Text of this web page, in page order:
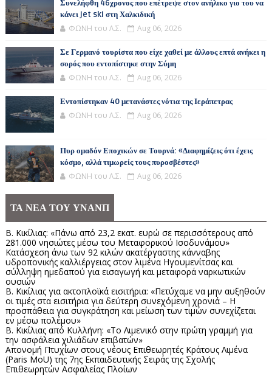
Συνελήφθη 46χρονος που επέτρεψε στον ανήλικο γιο του να
κάνει jet ski στη Χαλκιδική
ΦΩΝΗ του Λ.Σ. Aug 06, 2026
Σε Γερμανό τουρίστα που είχε χαθεί με άλλους επτά ανήκει η
σορός που εντοπίστηκε στην Σύμη
ΦΩΝΗ του Λ.Σ. Aug 06, 2026
Εντοπίστηκαν 40 μετανάστες νότια της Ιεράπετρας
ΦΩΝΗ του Λ.Σ. Aug 06, 2026
Πυρ ομαδόν Εποχικών σε Τουρνά: «Διαφημίζεις ότι έχεις
κόσμο, αλλά τιμωρείς τους πυροσβέστες»
ΦΩΝΗ του Λ.Σ. Aug 06, 2026
ΤΑ ΝΕΑ ΤΟΥ ΥΝΑΝΠ
Β. Κικίλιας: «Πάνω από 23,2 εκατ. ευρώ σε περισσότερους από
281.000 νησιώτες μέσω του Μεταφορικού Ισοδυνάμου»
Κατάσχεση άνω των 92 κιλών ακατέργαστης κάνναβης
υδροπονικής καλλιέργειας στον λιμένα Ηγουμενίτσας και
σύλληψη ημεδαπού για εισαγωγή και μεταφορά ναρκωτικών
ουσιών
Β. Κικίλιας για ακτοπλοϊκά εισιτήρια: «Πετύχαμε να μην αυξηθούν
οι τιμές στα εισιτήρια για δεύτερη συνεχόμενη χρονιά – Η
προσπάθεια για συγκράτηση και μείωση των τιμών συνεχίζεται
εν μέσω πολέμου»
Β. Κικίλιας από Κυλλήνη: «Το Λιμενικό στην πρώτη γραμμή για
την ασφάλεια χιλιάδων επιβατών»
Απονομή Πτυχίων στους νέους Επιθεωρητές Κράτους Λιμένα
(Paris MoU) της 7ης Εκπαιδευτικής Σειράς της Σχολής
Επιθεωρητών Ασφαλείας Πλοίων